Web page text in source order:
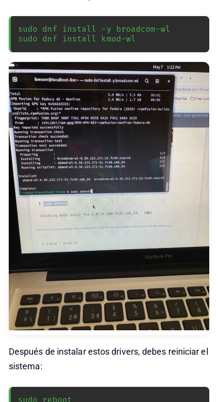
sudo dnf install -y broadcom-wl
sudo dnf install kmod-wl
Después de instalar estos drivers, debes reiniciar el
sistema:
sudo reboot